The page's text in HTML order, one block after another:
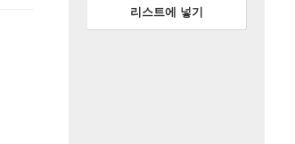
리스트에 넣기